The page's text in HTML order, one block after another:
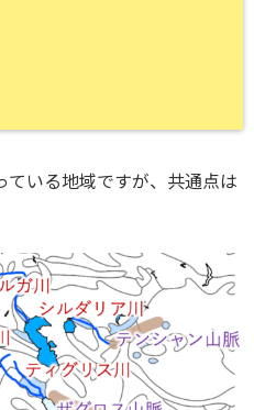
ている地域ですが、共通点は